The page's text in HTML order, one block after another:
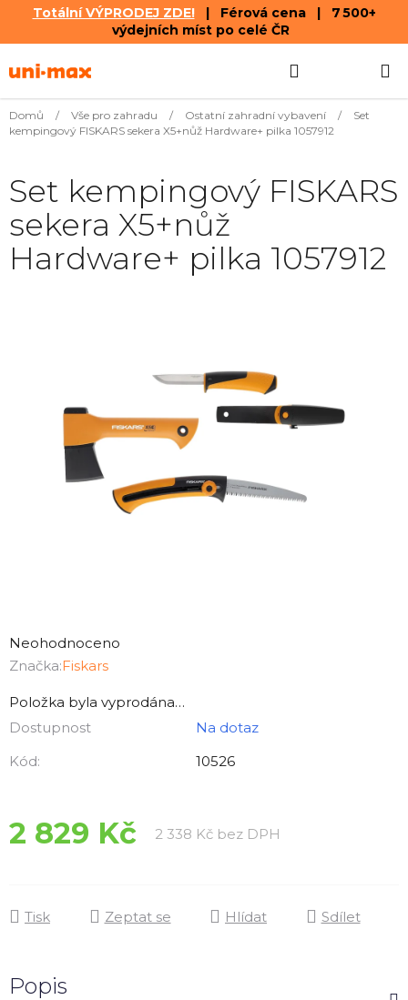
Totální VÝPRODEJ ZDE!| Férová cena | 7 500+
výdejních míst po celé ČR
na
KOŠÍK
Domů / Vše pro zahradu / Ostatní zahradní vybavení /
Set
kempingový FISKARS sekera X5+nůž Hardware+ pilka 1057912
hodnocení
produktu
0,0
z
5
Neohodnoceno
Značka:Fiskars
Položka byla vyprodána…
Dostupnost
Na dotaz
Kód:
10526
2 829 Kč 2 338 Kč bez DPH
Tisk Zeptat se Hlídat Sdílet
Set kempingový FISKARS
sekera X5+nůž
Hardware+ pilka 1057912
Popis